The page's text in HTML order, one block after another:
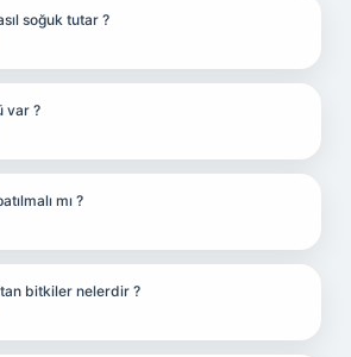
soğuk tutar ?
var ?
mı ?
bitkiler nelerdir ?